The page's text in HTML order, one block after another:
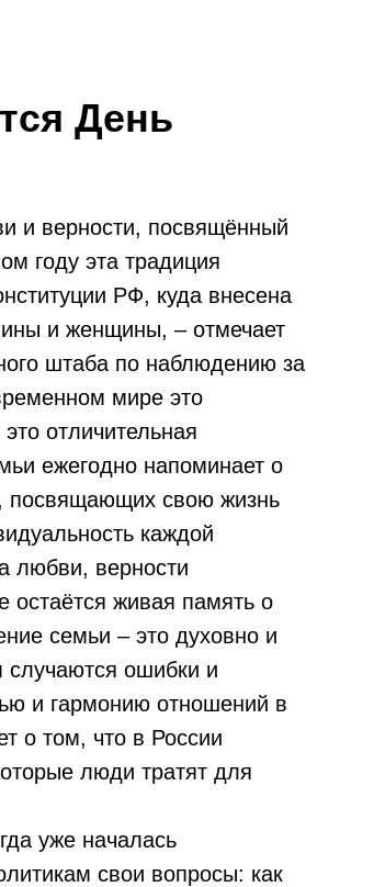
День
и верности, посвящённый
году эта традиция
РФ, куда внесена
и женщины, – отмечает
штаба по наблюдению за
мире это
отличительная
ежегодно напоминает о
посвящающих свою жизнь
каждой
любви, верности
остаётся живая память о
семьи – это духовно и
случаются ошибки и
и гармонию отношений в
о том, что в России
люди тратят для
уже началась
свои вопросы: как